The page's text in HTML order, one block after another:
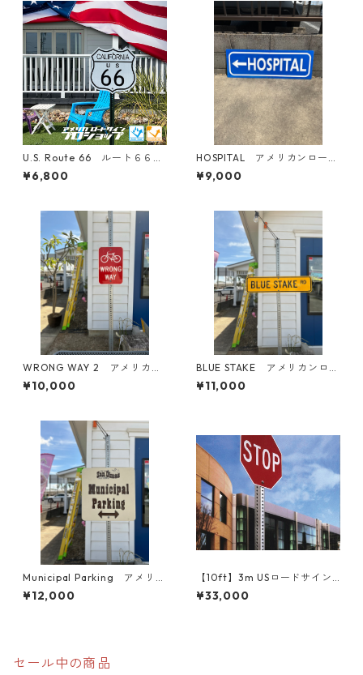
U.S. Route 66 ルート６６
【24in×24in】アメリカ ロー
ドサイン 看板 ディスプレー ガ
ルート カーズ カリフォル
ニア
¥6,800
HOSPITAL アメリカンロード
サイン トラフィックサイ
ン 道路標識
¥9,000
WRONG WAY 2 アメリカン
ロードサイン トラフィック
サイン 道路標識
¥10,000
BLUE STAKE アメリカンロー
ドサイン トラフィックサイ
ン 道路標識
¥11,000
Municipal Parking アメリカ
ンロードサイン トラフィッ
クサイン 道路標識
¥12,000
【10ft】3m USロードサイン
ポール トラフィックサイン
ポール 道路標識 ポール
¥33,000
セール中の商品